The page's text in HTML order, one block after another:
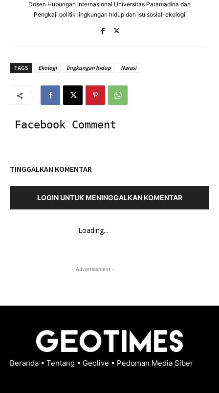
Dosen Hubungan Internasional Universitas Paramadina dan
Pengkaji politik lingkungan hidup dan isu sosial-ekologi
TAGS Ekologi lingkungan hidup Narasi
Facebook Comment
TINGGALKAN KOMENTAR
LOGIN UNTUK MENINGGALKAN KOMENTAR
Loading...
- Advertisement -
Beranda • Tentang • Geolive • Pedoman Media Siber